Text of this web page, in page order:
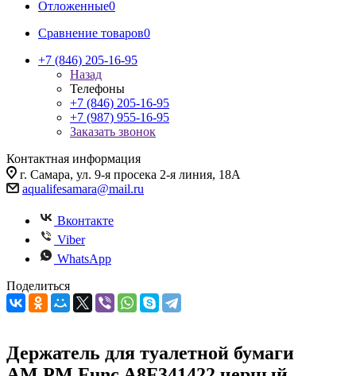
Отложенные0
Сравнение товаров0
+7 (846) 205-16-95
Назад
Телефоны
+7 (846) 205-16-95
+7 (987) 955-16-95
Заказать звонок
Контактная информация
г. Самара, ул. 9-я просека 2-я линия, 18А
aqualifesamara@mail.ru
Вконтакте
Viber
WhatsApp
Поделиться
Держатель для туалетной бумаги